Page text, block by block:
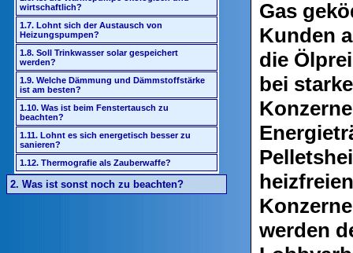
wirtschaftlich?
1.7. Lohnt sich der Austausch von
Heizungspumpen?
1.8. Soll Trinkwasser solar gespeichert
werden?
1.9. Welche Dämmung und Dämmstoffstärke
ist am besten?
1.10. Was ist beim Fenstertausch zu
beachten?
1.11. Lohnt es sich energetisch besser zu
sanieren?
1.12. Thermografie als Zauberwaffe?
2. Was ist sonst noch zu beachten?
Gas
Kunden
die
bei
werden